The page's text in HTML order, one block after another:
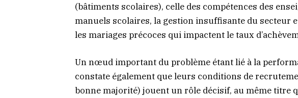
(bâtiments scolaires), celle des compétences des
manuels scolaires, la gestion insuffisante du secteur
les mariages précoces qui impactent le taux
Un nœud important du problème étant lié à la
constate également que leurs conditions de
bonne majorité) jouent un rôle décisif, au même titre